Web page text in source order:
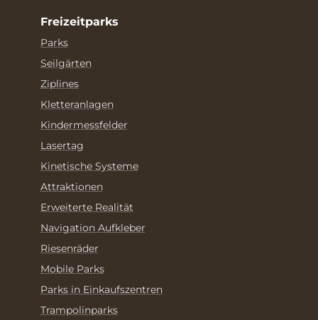
Freizeitparks
Parks
Seilgärten
Ziplines
Kletteranlagen
Kindermessfelder
Lasertag
Kinetische Systeme
Attraktionen
Erweiterte Realität
Navigation Aufkleber
Riesenräder
Mobile Parks
Parks in Einkaufszentren
Trampolinparks